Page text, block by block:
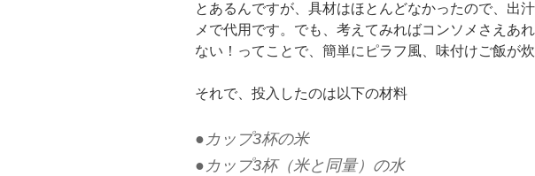
とあるんですが、具材はほとんどなかったので、出
メで代用です。でも、考えてみればコンソメさえあ
ない！ってことで、簡単にピラフ風、味付けご飯が炊
それで、投入したのは以下の材料
●カップ3杯の米
●カップ3杯（米と同量）の水